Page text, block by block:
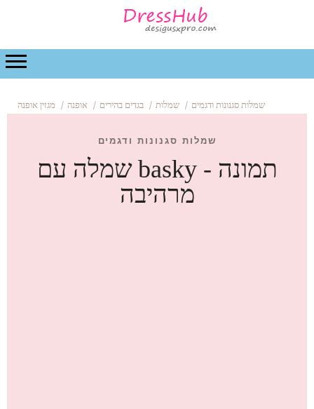
אופנה
מגזין אופנה אופנה בגדים בהירים שמלות שמלות סגנונות ודגמים
שמלות סגנונות ודגמים
שמלה עם basky - תמונה
מרהיבה